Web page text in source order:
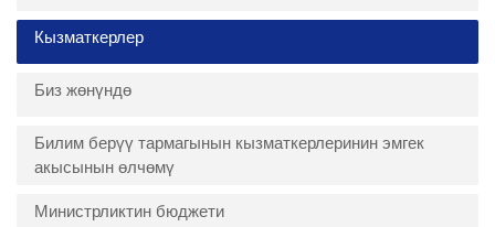
Кызматкерлер
Биз жөнүндө
Билим берүү тармагынын кызматкерлеринин эмгек
акысынын өлчөмү
Министрликтин бюджети